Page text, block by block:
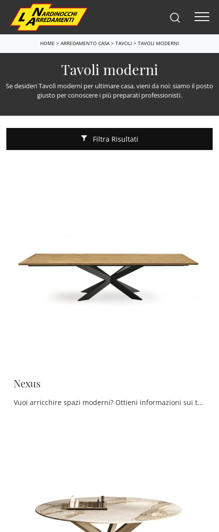
HOME > ARREDAMENTO CASA> TAVOLI > TAVOLI MODERNI
Tavoli moderni
Se desideri Tavoli moderni per ultimare casa, vieni da noi: siamo il posto
giusto per conoscere i più preparati professionisti.
Filtra Risultati
Nexus
Vuoi arricchire spazi moderni? Ottieni informazioni sui tavoli moderni allungabili: il modello da pranzo Nexus ti aspetta.